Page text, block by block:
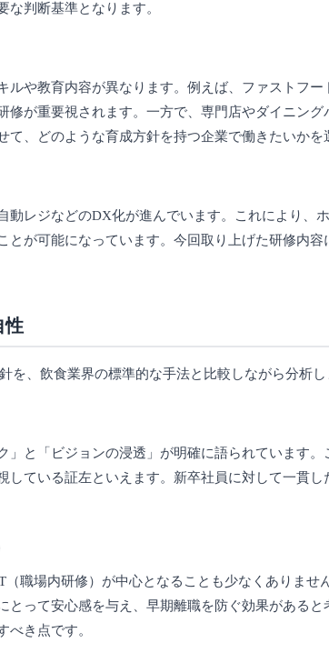
判断基準となります。
ルや教育内容が異なります。例えば、ファストフ
修が重要視されます。一方で、専門店やダイニン
、どのような育成方針を持つ企業で働きたいかを
動レジなどのDX化が進んでいます。これにより、
とが可能になっています。今回取り上げた研修内
性
を、飲食業界の標準的な手法と比較しながら分析し
と「ビジョンの浸透」が明確に語られています
している証左といえます。新卒社員に対して一貫
職場内研修）が中心となることも少なくありま
とって安心感を与え、早期離職を防ぐ効果がある
べき点です。